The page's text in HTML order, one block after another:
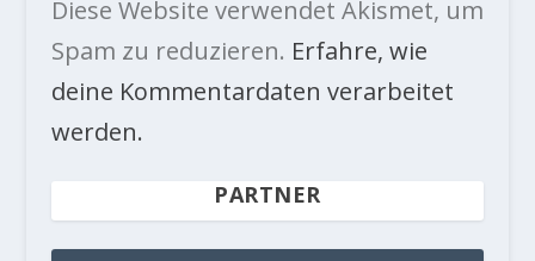
Diese Website verwendet Akismet, um
Spam zu reduzieren. Erfahre, wie
deine Kommentardaten verarbeitet
werden.
PARTNER